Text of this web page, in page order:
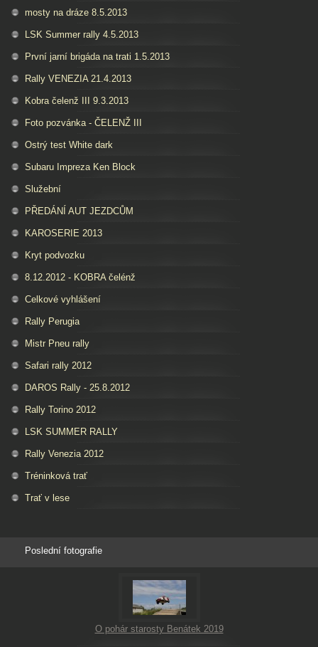
mosty na dráze 8.5.2013
LSK Summer rally 4.5.2013
První jarní brigáda na trati 1.5.2013
Rally VENEZIA 21.4.2013
Kobra čelenž III 9.3.2013
Foto pozvánka - ČELENŽ III
Ostrý test White dark
Subaru Impreza Ken Block
Služební
PŘEDÁNÍ AUT JEZDCŮM
KAROSERIE 2013
Kryt podvozku
8.12.2012 - KOBRA čelénž
Celkové vyhlášení
Rally Perugia
Mistr Pneu rally
Safari rally 2012
DAROS Rally - 25.8.2012
Rally Torino 2012
LSK SUMMER RALLY
Rally Venezia 2012
Tréninková trať
Trať v lese
Poslední fotografie
O pohár starosty Benátek 2019